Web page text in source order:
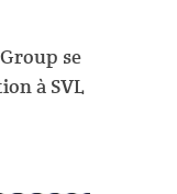
se
à SVL